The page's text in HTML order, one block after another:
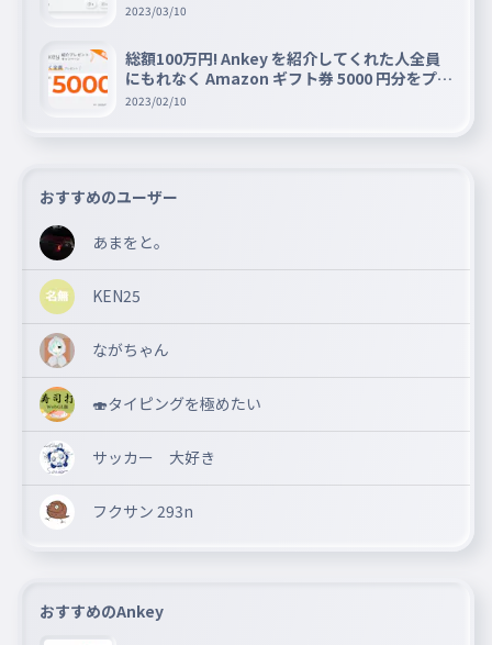
2023/03/10
総額100万円! Ankey を紹介してくれた人全員
にもれなく Amazon ギフト券 5000 円分をプレ
ゼントキャンペーン!!
2023/02/10
おすすめのユーザー
あまをと。
KEN25
ながちゃん
🍣タイピングを極めたい
サッカー 大好き
フクサン 293n
おすすめのAnkey